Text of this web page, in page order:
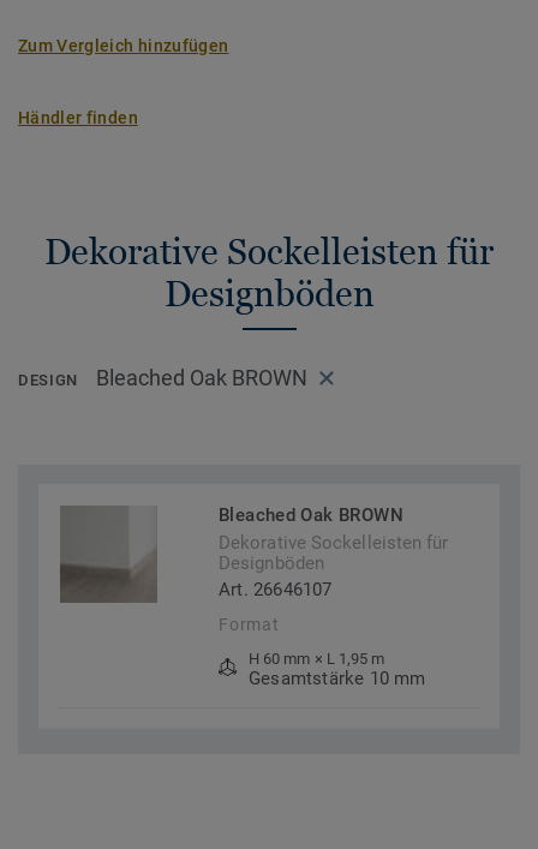
Zum Vergleich hinzufügen
Händler finden
Dekorative Sockelleisten für
Designböden
DESIGN Bleached Oak BROWN
Bleached Oak BROWN
Dekorative Sockelleisten für
Designböden
Art. 26646107
Format
H 60 mm × L 1,95 m
Gesamtstärke 10 mm